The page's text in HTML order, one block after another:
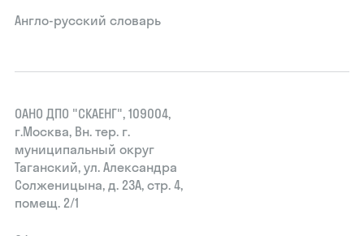
Англо-русский словарь
ОАНО ДПО "СКАЕНГ", 109004,
г.Москва, Вн. тер. г.
муниципальный округ
Таганский, ул. Александра
Солженицына, д. 23А, стр. 4,
помещ. 2/1